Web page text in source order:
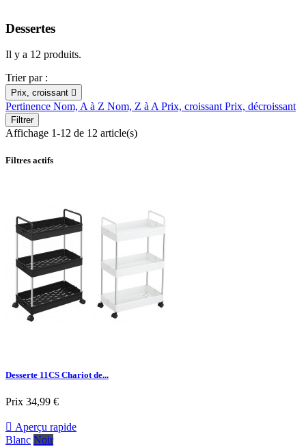
Dessertes
Il y a 12 produits.
Trier par :
Prix, croissant 
Pertinence Nom, A à Z Nom, Z à APrix, croissantPrix, décroissant
Filtrer
Affichage 1-12 de 12 article(s)
Filtres actifs
Desserte 11CS Chariot de...
Prix 34,99 €
 Aperçu rapide
Blanc Noir